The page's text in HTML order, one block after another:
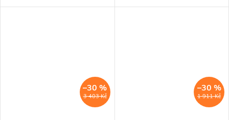
Osvěžující– Eco - 9 l/min• O 95
HANSABASICJET– Relaxační–
3 403 Kč
–30 %
1 911 Kč
–30 %